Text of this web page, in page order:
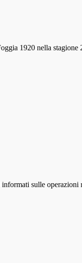
1920 nella
informati sulle